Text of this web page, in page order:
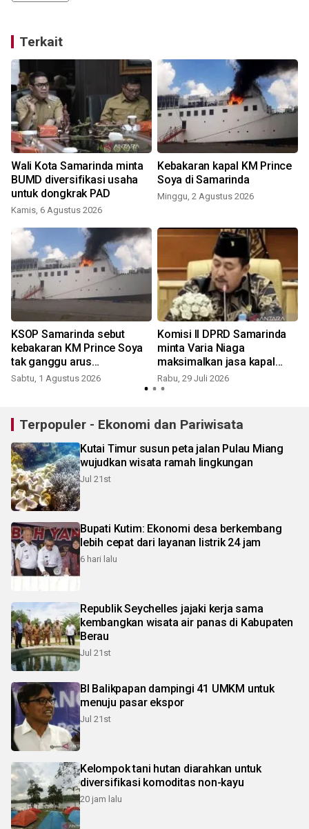
Terkait
Wali Kota Samarinda minta
BUMD diversifikasi usaha
untuk dongkrak PAD
Kamis, 6 Agustus 2026
Kebakaran kapal KM Prince
Soya di Samarinda
Minggu, 2 Agustus 2026
KSOP Samarinda sebut
kebakaran KM Prince Soya
tak ganggu arus
penumpang
Sabtu, 1 Agustus 2026
Komisi II DPRD Samarinda
minta Varia Niaga
maksimalkan jasa kapal
asisst untuk naikan PAD
Rabu, 29 Juli 2026
Terpopuler - Ekonomi dan Pariwisata
Kutai Timur susun peta jalan Pulau Miang
wujudkan wisata ramah lingkungan
Jul 21st
Bupati Kutim: Ekonomi desa berkembang
lebih cepat dari layanan listrik 24 jam
6 hari lalu
Republik Seychelles jajaki kerja sama
kembangkan wisata air panas di Kabupaten
Berau
Jul 21st
BI Balikpapan dampingi 41 UMKM untuk
menuju pasar ekspor
Jul 21st
Kelompok tani hutan diarahkan untuk
diversifikasi komoditas non-kayu
20 jam lalu